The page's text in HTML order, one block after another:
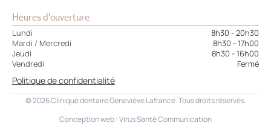
Heures d'ouverture
Lundi
8h30 - 20h30
Mardi / Mercredi
8h30 - 17h00
Jeudi
8h30 - 16h00
Vendredi
Fermé
Politique de confidentialité
© 2026 Clinique dentaire Geneviève Lafrance. Tous droits réservés.
Conception web :Virus Santé Communication